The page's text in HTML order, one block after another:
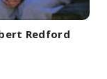
Redford